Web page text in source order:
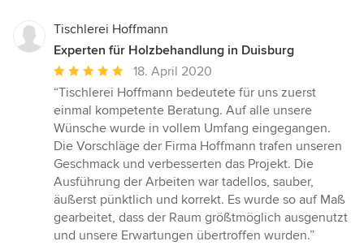
Tischlerei Hoffmann
Experten für Holzbehandlung in Duisburg
Durchschnittliche
Bewertung:
5
von
5
Sternen
18. April 2020
“Tischlerei Hoffmann bedeutete für uns zuerst
einmal kompetente Beratung. Auf alle unsere
Wünsche wurde in vollem Umfang eingegangen.
Die Vorschläge der Firma Hoffmann trafen unseren
Geschmack und verbesserten das Projekt. Die
Ausführung der Arbeiten war tadellos, sauber,
äußerst pünktlich und korrekt. Es wurde so auf Maß
gearbeitet, dass der Raum größtmöglich ausgenutzt
und unsere Erwartungen übertroffen wurden.”